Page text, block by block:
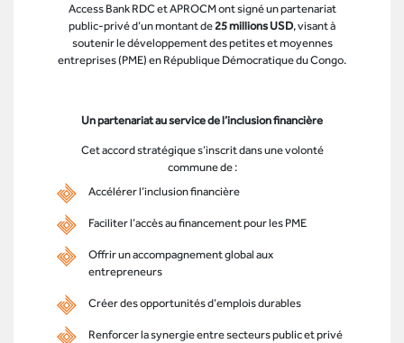
Access Bank RDC et APROCM ont signé un partenariat
public-privé d’un montant de25 millions USD, visant à
soutenir le développement des petites et moyennes
entreprises (PME) en République Démocratique du Congo.
Un partenariat au service de l’inclusion financière
Cet accord stratégique s’inscrit dans une volonté
commune de :
Accélérer l’inclusion financière
Faciliter l’accès au financement pour les PME
Offrir un accompagnement global aux
entrepreneurs
Créer des opportunités d’emplois durables
Renforcer la synergie entre secteurs public et privé